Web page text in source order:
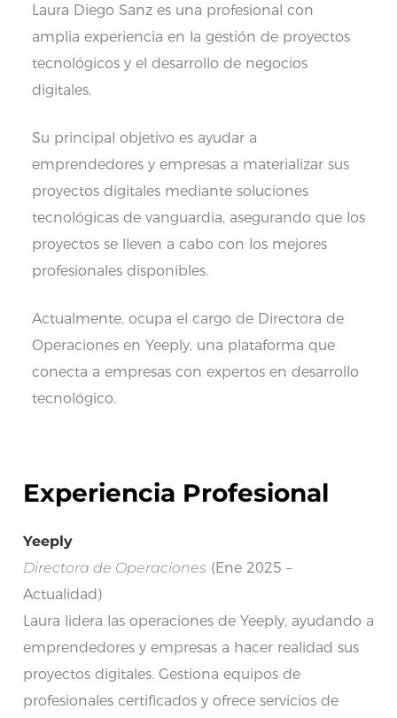
Laura Diego Sanz es una profesional con
amplia experiencia en la gestión de proyectos
tecnológicos y el desarrollo de negocios
digitales.
Su principal objetivo es ayudar a
emprendedores y empresas a materializar sus
proyectos digitales mediante soluciones
tecnológicas de vanguardia, asegurando que los
proyectos se lleven a cabo con los mejores
profesionales disponibles.
Actualmente, ocupa el cargo de Directora de
Operaciones en Yeeply, una plataforma que
conecta a empresas con expertos en desarrollo
tecnológico.
Experiencia Profesional
Yeeply
Directora de Operaciones (Ene 2025 –
Actualidad)
Laura lidera las operaciones de Yeeply, ayudando a
emprendedores y empresas a hacer realidad sus
proyectos digitales. Gestiona equipos de
profesionales certificados y ofrece servicios de